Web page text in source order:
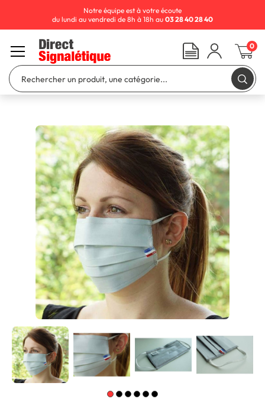
Notre équipe est à votre écoute
du lundi au vendredi de 8h à 18h au 03 28 40 28 40
0